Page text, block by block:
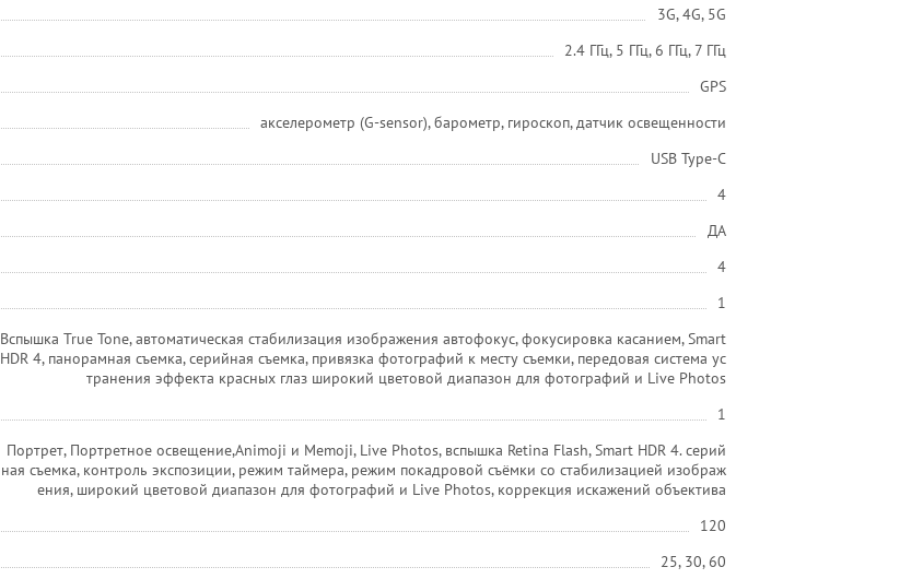
3G, 4G, 5G
2.4 ГГц, 5 ГГц, 6 ГГц, 7 ГГц
GPS
акселерометр (G-sensor), барометр, гироскоп, датчик освещенности
USB Type-C
4
ДА
4
1
Вспышка True Tone, автоматическая стабилизация изображения автофокус, фокусировка касанием, Smart
HDR 4, панорамная съемка, серийная съемка, привязка фотографий к месту съемки, передовая система ус
транения эффекта красных глаз широкий цветовой диапазон для фотографий и Live Photos
1
Портрет, Портретное освещение,Animoji и Memoji, Live Photos, вспышка Retina Flash, Smart HDR 4. серий
ная съемка, контроль экспозиции, режим таймера, режим покадровой съёмки со стабилизацией изображ
ения, широкий цветовой диапазон для фотографий и Live Photos, коррекция искажений объектива
120
25, 30, 60